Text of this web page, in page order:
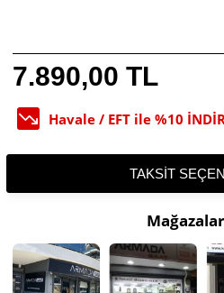
7.890,00 TL
Havale / EFT ile %10
TAKSIT